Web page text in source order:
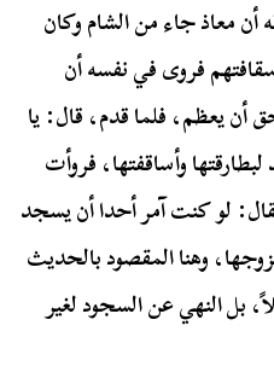
أن معاذ جاء من الشام وكان
فروى في نفسه أن
أن يعظم، فلما قدم، قال: يا
وأساقفتها، فروأت
لو كنت آمر أحدا أن يسجد
وهنا المقصود بالحديث
بل النهي عن السجود لغير